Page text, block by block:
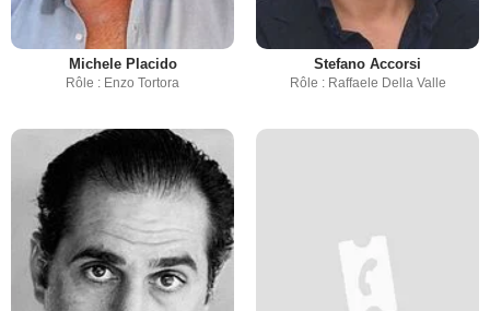
Michele Placido
Rôle : Enzo Tortora
Stefano Accorsi
Rôle : Raffaele Della Valle